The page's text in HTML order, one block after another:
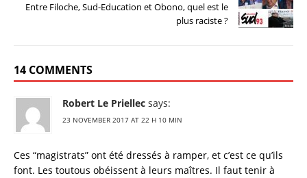
Entre Filoche, Sud-Education et Obono, quel est le
plus raciste ?
14 COMMENTS
Robert Le Priellec says:
23 NOVEMBER 2017 AT 22 H 10 MIN
Ces “magistrats” ont été dressés à ramper, et c’est ce qu’ils
font. Les toutous obéissent à leurs maîtres. Il faut tenir à